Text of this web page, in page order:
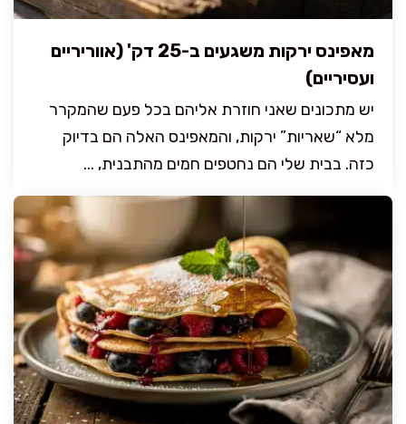
מאפינס ירקות משגעים ב-25 דק' (אווריריים
ועסיריים)
יש מתכונים שאני חוזרת אליהם בכל פעם שהמקרר
מלא “שאריות” ירקות, והמאפינס האלה הם בדיוק
כזה. בבית שלי הם נחטפים חמים מהתבנית, ...